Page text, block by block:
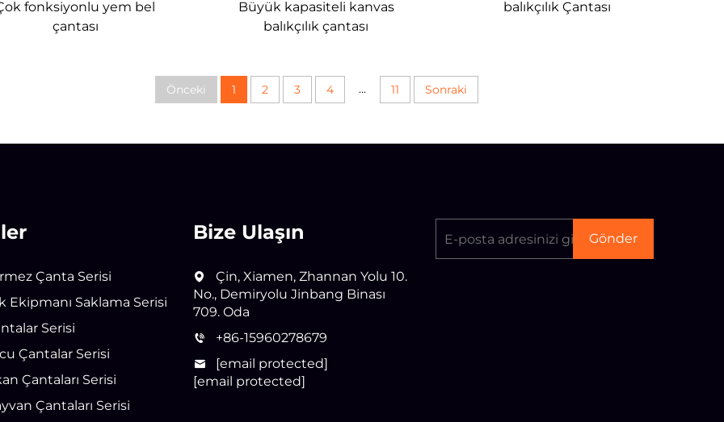
fonksiyonlu yem bel
çantası
Büyük kapasiteli kanvas
balıkçılık çantası
balıkçılık Çantası
Önceki 1 2 3 4 ... 11 Sonraki
Çanta Serisi
Ekipmanı Saklama Serisi
Serisi
Çantalar Serisi
Çantaları Serisi
Çantaları Serisi
Bize Ulaşın
Çin, Xiamen, Zhannan Yolu 10.
No., Demiryolu Jinbang Binası
709. Oda
+86-15960278679
[email protected]
[email protected]
Gönder